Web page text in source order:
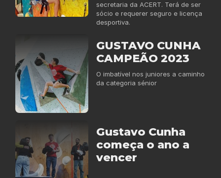
secretaria da ACERT. Terá de ser
sócio e requerer seguro e licença
desportiva.
GUSTAVO CUNHA
CAMPEÃO 2023
O imbatível nos juniores a caminho
da categoria sénior
Gustavo Cunha
começa o ano a
vencer